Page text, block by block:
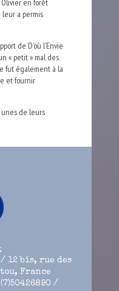
en forêt
a permis
de D’où l’Envie
« petit » mal des
fut également à la
et fournir
de leurs
/ 12 bis, rue des
France
/